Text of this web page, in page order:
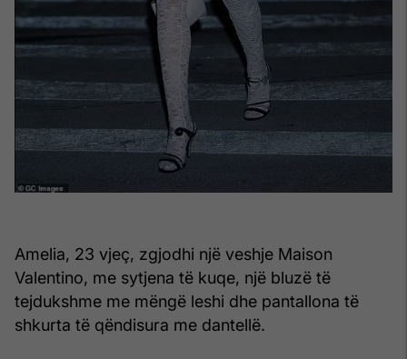
Amelia, 23 vjeç, zgjodhi një veshje Maison
Valentino, me sytjena të kuqe, një bluzë të
tejdukshme me mëngë leshi dhe pantallona të
shkurta të qëndisura me dantellë.